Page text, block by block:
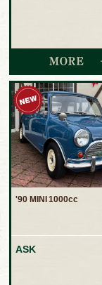
'90 MINI 1000cc
ASK